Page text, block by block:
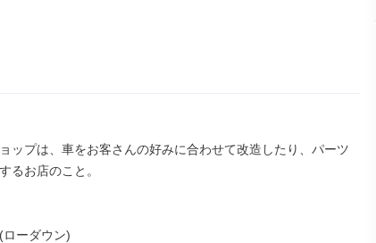
ップは、車をお客さんの好みに合わせて改造したり、パーツ
るお店のこと。
ーダウン)